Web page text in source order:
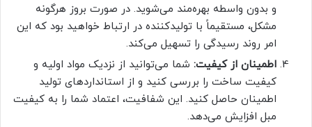
و بدون واسطه بهره‌مند می‌شوید. در صورت بروز هرگونه
مشکل، مستقیماً با تولیدکننده در ارتباط خواهید بود که این
امر روند رسیدگی را تسهیل می‌کند.
اطمینان از کیفیت: شما می‌توانید از نزدیک مواد اولیه و
کیفیت ساخت را بررسی کنید و از استانداردهای تولید
اطمینان حاصل کنید. این شفافیت، اعتماد شما را به کیفیت
مبل افزایش می‌دهد.